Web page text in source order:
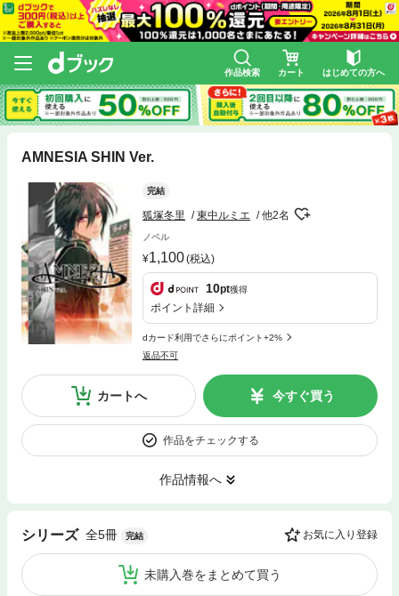
作品検索 カート はじめての方へ
AMNESIA SHIN Ver.
完結
狐塚冬里 東中ルミエ 他2名
ノベル
1,100(税込)
10pt獲得
ポイント詳細
dカード利用でさらにポイント+2%
返品不可
カートへ 今すぐ買う
作品をチェックする
作品情報へ
シリーズ 全5冊 完結 お気に入り登録
未購入巻をまとめて買う